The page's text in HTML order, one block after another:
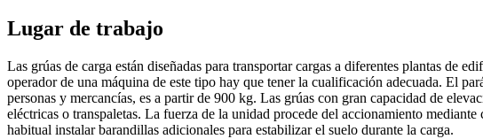
Lugar de trabajo
Las grúas de carga están diseñadas para transportar cargas a diferentes plantas de
operador de una máquina de este tipo hay que tener la cualificación adecuada. El
personas y mercancías, es a partir de 900 kg. Las grúas con gran capacidad de
eléctricas o transpaletas. La fuerza de la unidad procede del accionamiento
habitual instalar barandillas adicionales para estabilizar el suelo durante la carga.